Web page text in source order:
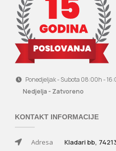
Ponedjeljak - Subota 08:00h -
Nedjelja - Zatvoreno
KONTAKT INFORMACIJE
Adresa
Kladari bb,